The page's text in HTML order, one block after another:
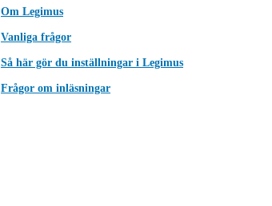
Om Legimus
Vanliga frågor
Så här gör du inställningar i Legimus
Frågor om inläsningar